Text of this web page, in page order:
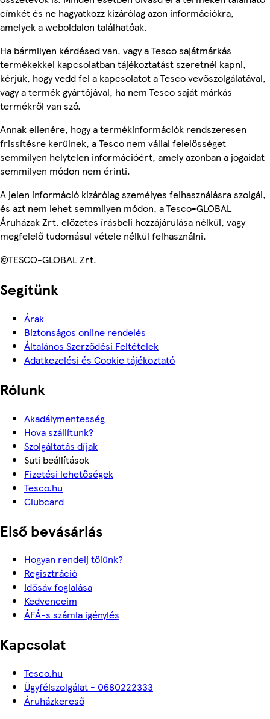
címkét és ne hagyatkozz kizárólag azon információkra,
amelyek a weboldalon találhatóak.
Ha bármilyen kérdésed van, vagy a Tesco sajátmárkás
termékekkel kapcsolatban tájékoztatást szeretnél kapni,
kérjük, hogy vedd fel a kapcsolatot a Tesco vevőszolgálatával,
vagy a termék gyártójával, ha nem Tesco saját márkás
termékről van szó.
Annak ellenére, hogy a termékinformációk rendszeresen
frissítésre kerülnek, a Tesco nem vállal felelősséget
semmilyen helytelen információért, amely azonban a jogaidat
semmilyen módon nem érinti.
A jelen információ kizárólag személyes felhasználásra szolgál,
és azt nem lehet semmilyen módon, a Tesco-GLOBAL
Áruházak Zrt. előzetes írásbeli hozzájárulása nélkül, vagy
megfelelő tudomásul vétele nélkül felhasználni.
©TESCO-GLOBAL Zrt.
Segítünk
Árak
Biztonságos online rendelés
Általános Szerződési Feltételek
Adatkezelési és Cookie tájékoztató
Rólunk
Akadálymentesség
Hova szállítunk?
Szolgáltatás díjak
Süti beállítások
Fizetési lehetőségek
Tesco.hu
Clubcard
Első bevásárlás
Hogyan rendelj tőlünk?
Regisztráció
Idősáv foglalása
Kedvenceim
ÁFÁ-s számla igénylés
Kapcsolat
Tesco.hu
Ügyfélszolgálat - 0680222333
Áruházkereső